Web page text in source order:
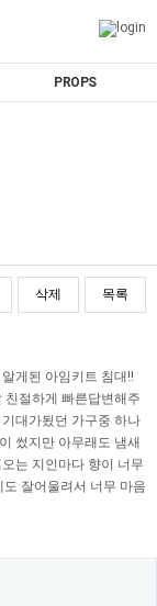
PROPS
삭제 목록
게된 아임키트 침대!!
절하게 빠른답변해주
대가됬던 가구중 하나
썼지만 아무래도 냄새
는 지인마다 향이 너무
잘어울려서 너무 마음